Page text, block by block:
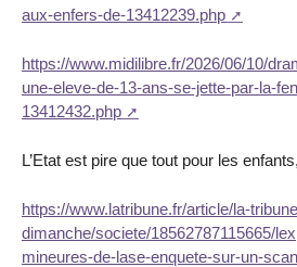
aux-enfers-de-13412239.php
https://www.midilibre.fr/2026/06/10/
une-eleve-de-13-ans-se-jette-par-la-
13412432.php
L’Etat est pire que tout pour les
https://www.latribune.fr/article/la-
dimanche/societe/18562787115665/
mineures-de-lase-enquete-sur-un-